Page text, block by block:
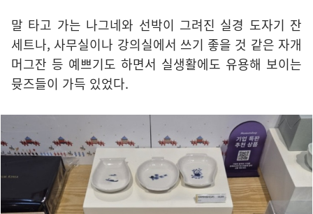
말 타고 가는 나그네와 선박이 그려진 실경 도자기 잔
세트나, 사무실이나 강의실에서 쓰기 좋을 것 같은 자개
머그잔 등 예쁘기도 하면서 실생활에도 유용해 보이는
뮷즈들이 가득 있었다.